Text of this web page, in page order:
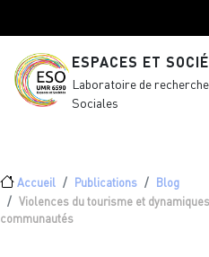
ESPACES ET
Laboratoire de
Sociales
Fil d'Ariane
Accueil Publications
Blog
Violences du tourisme et
communautés